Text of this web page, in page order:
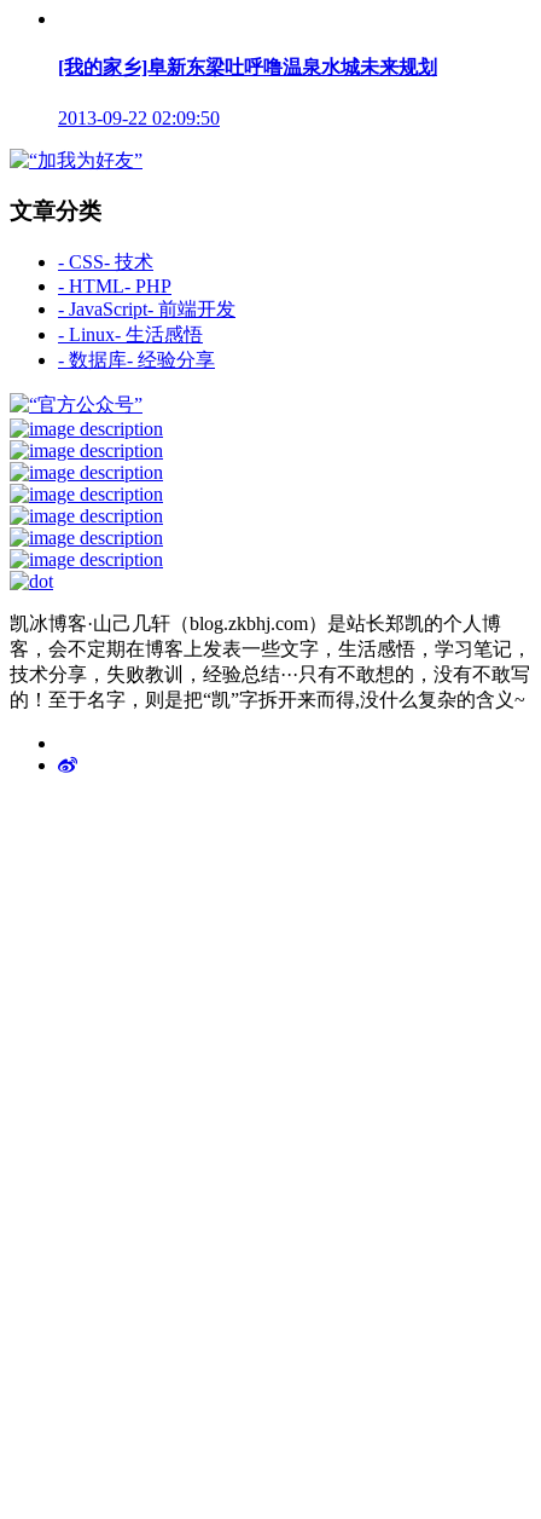
[我的家乡]阜新东梁吐呼噜温泉水城未来规划
2013-09-22 02:09:50
文章分类
- CSS- 技术
- HTML- PHP
- JavaScript- 前端开发
- Linux- 生活感悟
- 数据库- 经验分享
凯冰博客·山己几轩（blog.zkbhj.com）是站长郑凯的个人博
客，会不定期在博客上发表一些文字，生活感悟，学习笔记，
技术分享，失败教训，经验总结···只有不敢想的，没有不敢写
的！至于名字，则是把“凯”字拆开来而得,没什么复杂的含义~